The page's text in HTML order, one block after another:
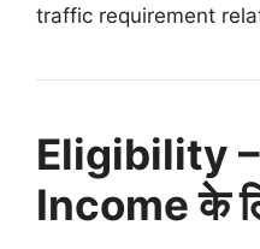
traffic requirement
Eligibility
Income के